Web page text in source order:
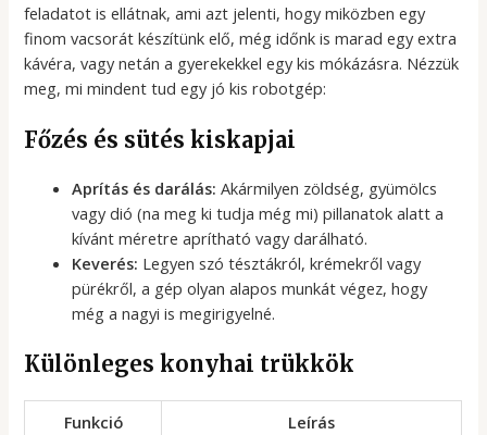
feladatot is ellátnak, ami azt jelenti, hogy miközben egy
finom vacsorát készítünk elő, még időnk is marad egy extra
kávéra, vagy netán a gyerekekkel egy kis mókázásra. Nézzük
meg, mi mindent tud egy jó kis robotgép:
Főzés és sütés kiskapjai
Aprítás és darálás: Akármilyen zöldség, gyümölcs
vagy dió (na meg ki tudja még mi) pillanatok alatt a
kívánt méretre aprítható vagy darálható.
Keverés: Legyen szó tésztákról, krémekről vagy
pürékről, a gép olyan alapos munkát végez, hogy
még a nagyi is megirigyelné.
Különleges konyhai trükkök
Funkció Leírás